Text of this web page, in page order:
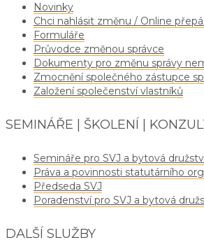
Novinky
Chci nahlásit změnu / Online
Formuláře
Průvodce změnou správce
Dokumenty pro změnu správy
Zmocnění společného zástupce
Založení společenství vlastníků
SEMINÁŘE | ŠKOLENÍ |
Semináře pro SVJ a bytová
Práva a povinnosti statutárního
Předseda SVJ
Poradenství pro SVJ a bytová
DALŠÍ SLUŽBY